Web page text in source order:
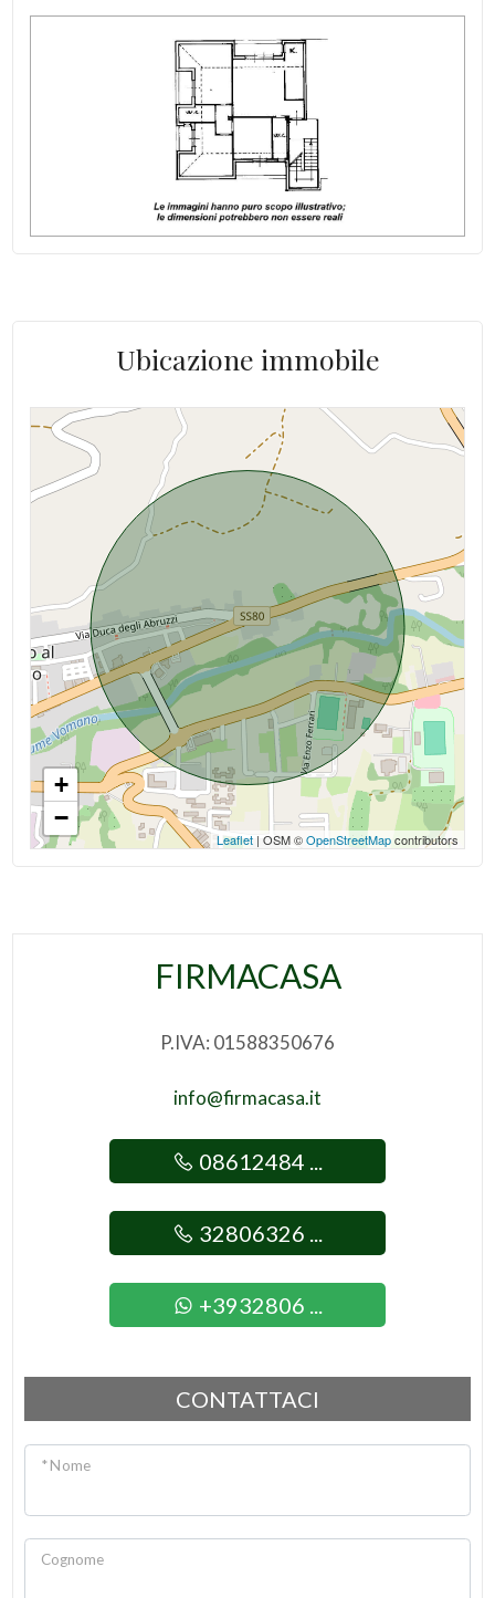
Esposizione: N-O-S
Balconi: Presente
Cucina: Cucinotto
Doccia
Infissi in legno
Ubicazione immobile
+
−
Leaflet| OSM ©OpenStreetMapcontributors
FIRMACASA
P.IVA: 01588350676
info@firmacasa.it
08612484 ...
32806326 ...
+3932806 ...
CONTATTACI
* Nome
Cognome